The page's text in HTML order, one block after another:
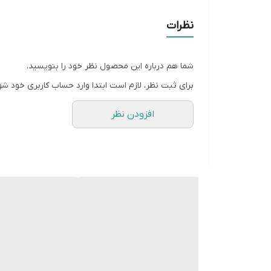
امکان شارژ کردن سریع‌تر موبایل (با شدت‌جریان ۲.۰ آمپر و بالاتر)
نظرات
شما هم درباره این محصول نظر خود را بنویسید.
برای ثبت نظر، لازم است ابتدا وارد حساب کاربری خود
افزودن نظر